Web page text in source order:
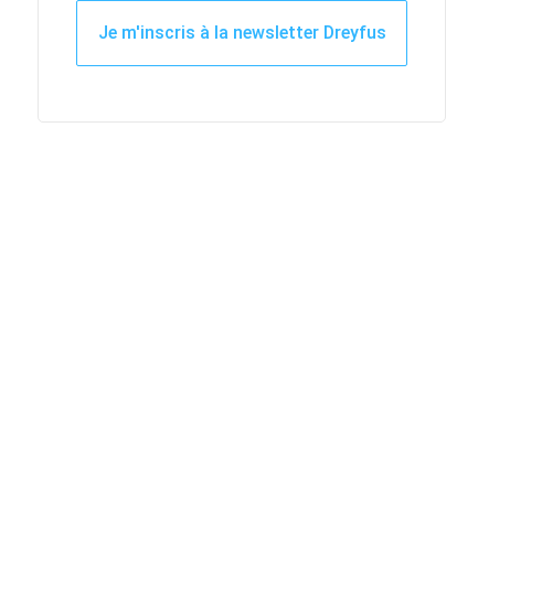
Je m'inscris à la newsletter Dreyfus